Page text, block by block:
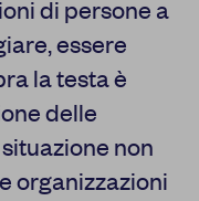
di persone a
essere
la testa è
delle
non
organizzazioni